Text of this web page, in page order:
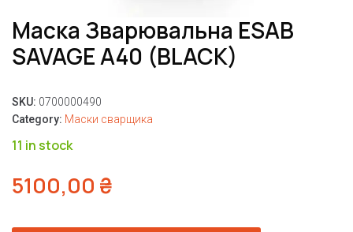
Маска Зварювальна ESAB
SAVAGE A40 (BLACK)
SKU: 0700000490
Category: Маски сварщика
11 in stock
5100,00 ₴